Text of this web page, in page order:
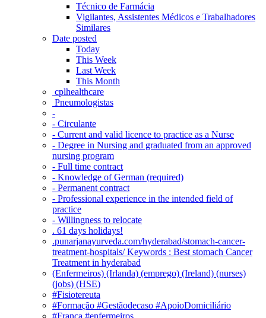
Técnico de Farmácia
Vigilantes, Assistentes Médicos e Trabalhadores
Similares
Date posted
Today
This Week
Last Week
This Month
‎ cplhealthcare‬
Pneumologistas
-
- Circulante
- Current and valid licence to practice as a Nurse
- Degree in Nursing and graduated from an approved
nursing program
- Full time contract
- Knowledge of German (required)
- Permanent contract
- Professional experience in the intended field of
practice
- Willingness to relocate
. 61 days holidays!
.punarjanayurveda.com/hyderabad/stomach-cancer-
treatment-hospitals/ Keywords : Best stomach Cancer
Treatment in hyderabad
(Enfermeiros) (Irlanda) (emprego) (Ireland) (nurses)
(jobs) (HSE)
#Fisiotereuta
#Formação #Gestãodecaso #ApoioDomiciliário
#França #enfermeiros